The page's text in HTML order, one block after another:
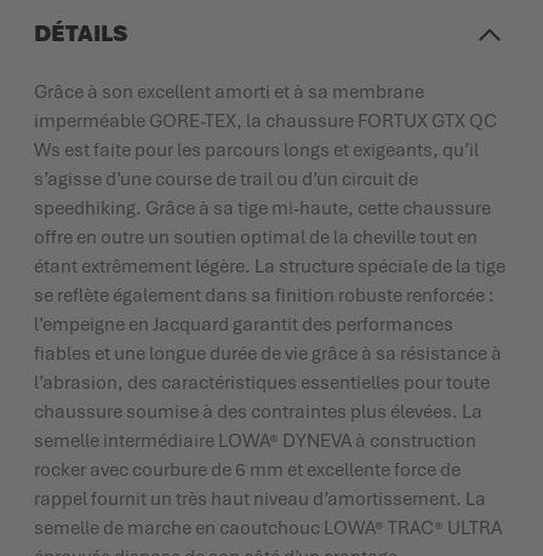
DÉTAILS
Grâce à son excellent amorti et à sa membrane
imperméable GORE-TEX, la chaussure FORTUX GTX QC
Ws est faite pour les parcours longs et exigeants, qu’il
s’agisse d’une course de trail ou d’un circuit de
speedhiking. Grâce à sa tige mi-haute, cette chaussure
offre en outre un soutien optimal de la cheville tout en
étant extrêmement légère. La structure spéciale de la tige
se reflète également dans sa finition robuste renforcée :
l’empeigne en Jacquard garantit des performances
fiables et une longue durée de vie grâce à sa résistance à
l’abrasion, des caractéristiques essentielles pour toute
chaussure soumise à des contraintes plus élevées. La
semelle intermédiaire LOWA® DYNEVA à construction
rocker avec courbure de 6 mm et excellente force de
rappel fournit un très haut niveau d’amortissement. La
semelle de marche en caoutchouc LOWA® TRAC® ULTRA